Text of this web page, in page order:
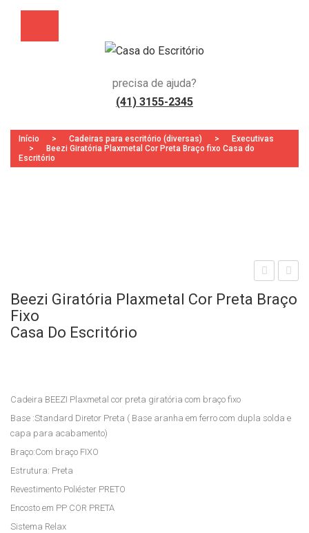
precisa de ajuda?
(41) 3155-2345
Início > Cadeiras para escritório (diversas) >
Executivas
>
Beezi Giratória Plaxmetal Cor Preta Braço fixo Casa do
Escritório
a
803
ritór
Beezi Giratória Plaxmetal Cor Preta Braço
Fixo
Casa Do Escritório
Cadeira BEEZI Plaxmetal cor preta giratória com braço fixo
Base :Standard Diretor Preta ( Base aranha em ferro com dupla solda e
capa para acabamento)
Braço:Com braço FIXO
Estrutura: Preta
Revestimento Poliéster PRETO
Encosto em PP COR PRETA
Sistema Relax